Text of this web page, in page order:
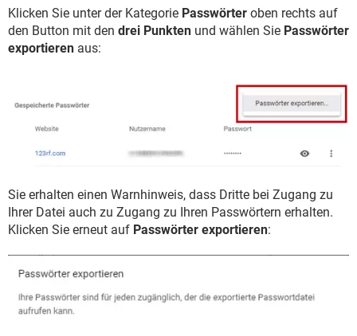
Klicken Sie unter der Kategorie Passwörter oben rechts auf
den Button mit den drei Punkten und wählen Sie Passwörter
exportieren aus:
Sie erhalten einen Warnhinweis, dass Dritte bei Zugang zu
Ihrer Datei auch zu Zugang zu Ihren Passwörtern erhalten.
Klicken Sie erneut auf Passwörter exportieren: